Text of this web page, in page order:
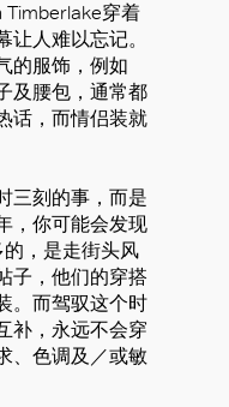
Timberlake穿着
人难以忘记。
的服饰，例如
及腰包，通常都
话，而情侣装就
三刻的事，而是
，你可能会发现
，是走街头风
子，他们的穿搭
。而驾驭这个时
补，永远不会穿
、色调及／或敏